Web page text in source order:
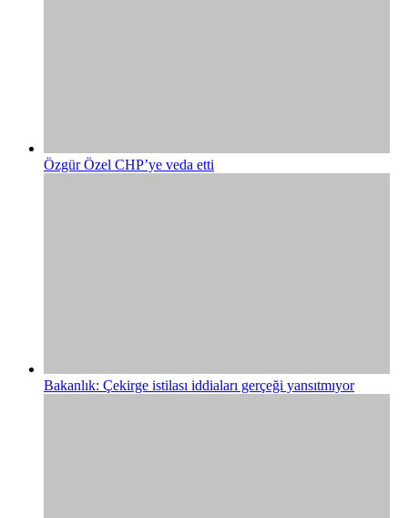
Özgür Özel CHP’ye veda etti
Bakanlık: Çekirge istilası iddiaları gerçeği yansıtmıyor